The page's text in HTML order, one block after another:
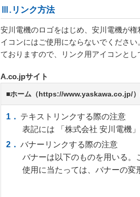
Ⅲ.リンク方法
安川電機のロゴをはじめ、安川電機が
イコンにはご使用にならないでくださ
ておりますので、リンク用アイコンとし
A.co.jpサイト
■ホーム（https://www.yaskawa.co.jp/）
テキストリンクする際の注意
表記には 「株式会社 安川電機
バナーリンクする際の注意
バナーは以下のものを用いる。
使用に当たっては、バナーの変